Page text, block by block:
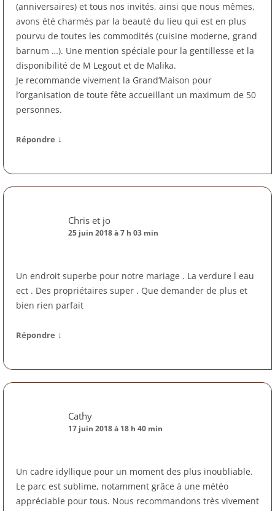
(anniversaires) et tous nos invités, ainsi que nous mêmes,
avons été charmés par la beauté du lieu qui est en plus
pourvu de toutes les commodités (cuisine moderne, grand
barnum …). Une mention spéciale pour la gentillesse et la
disponibilité de M Legout et de Malika.
Je recommande vivement la Grand’Maison pour
l’organisation de toute fête accueillant un maximum de 50
personnes.
Répondre ↓
Chris et jo
25 juin 2018 à 7 h 03 min
Un endroit superbe pour notre mariage . La verdure l eau
ect . Des propriétaires super . Que demander de plus et
bien rien parfait
Répondre ↓
Cathy
17 juin 2018 à 18 h 40 min
Un cadre idyllique pour un moment des plus inoubliable.
Le parc est sublime, notamment grâce à une météo
appréciable pour tous. Nous recommandons très vivement